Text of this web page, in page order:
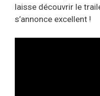
laisse découvrir le
s’annonce excellent !